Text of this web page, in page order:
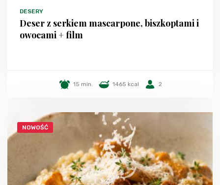
DESERY
Deser z serkiem mascarpone, biszkoptami i
owocami + film
15 min. 1465 kcal 2
NOWOŚĆ